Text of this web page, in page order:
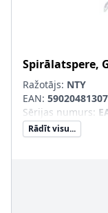
Spirālatspere,
Ražotājs: NTY
EAN:
Sērijas numurs:
Rādīt visu...